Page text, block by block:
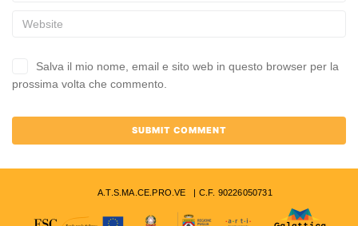
Salva il mio nome, email e sito web in questo browser per la
prossima volta che commento.
A.T.S.MA.CE.PRO.VE | C.F. 90226050731